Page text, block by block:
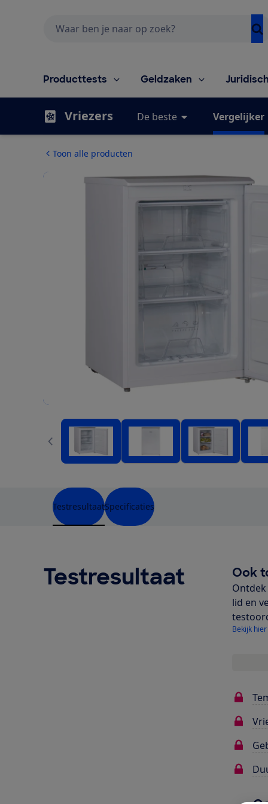
Producttests Geldzaken
Vriezers De beste Vergelijker
Toon alle producten
TestresultaatSpecificaties
Testresultaat Ook
lid en
Bekijk